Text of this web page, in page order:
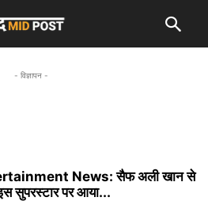
- विज्ञापन -
News: सैफ अली खान से
सुपरस्टार पर आया...